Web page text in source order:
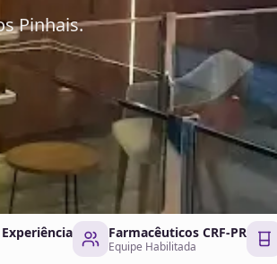
Pinhais.
Farmacêuticos CRF-PR
Equipe Habilitada